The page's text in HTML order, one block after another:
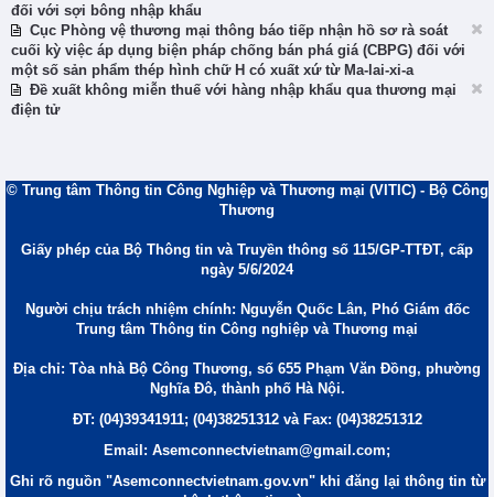
đối với sợi bông nhập khẩu
Cục Phòng vệ thương mại thông báo tiếp nhận hồ sơ rà soát
cuối kỳ việc áp dụng biện pháp chống bán phá giá (CBPG) đối với
một số sản phẩm thép hình chữ H có xuất xứ từ Ma-lai-xi-a
Đề xuất không miễn thuế với hàng nhập khẩu qua thương mại
điện tử
© Trung tâm Thông tin Công Nghiệp và Thương mại (VITIC) - Bộ Công
Thương
Giấy phép của Bộ Thông tin và Truyền thông số 115/GP-TTĐT, cấp
ngày 5/6/2024
Người chịu trách nhiệm chính: Nguyễn Quốc Lân, Phó Giám đốc
Trung tâm Thông tin Công nghiệp và Thương mại
Địa chỉ: Tòa nhà Bộ Công Thương, số 655 Phạm Văn Đồng, phường
Nghĩa Đô, thành phố Hà Nội.
ĐT: (04)39341911; (04)38251312 và Fax: (04)38251312
Email: Asemconnectvietnam@gmail.com;
Ghi rõ nguồn "Asemconnectvietnam.gov.vn" khi đăng lại thông tin từ